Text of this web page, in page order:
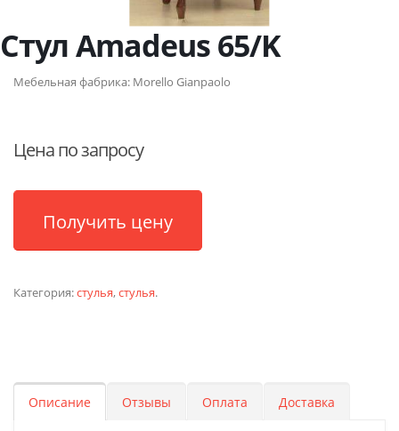
Стул Amadeus 65/K
Мебельная фабрика: Morello Gianpaolo
Цена по запросу
Получить цену
Категория:стулья,стулья.
Описание Отзывы Оплата Доставка